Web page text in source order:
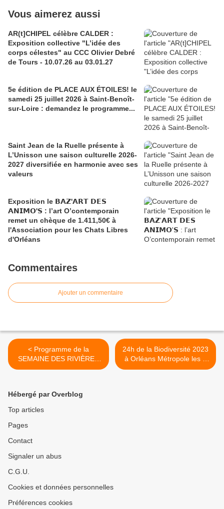
Vous aimerez aussi
AR(t]CHIPEL célèbre CALDER :
Exposition collective "L’idée des
corps célestes" au CCC Olivier Debré
de Tours - 10.07.26 au 03.01.27
5e édition de PLACE AUX ÉTOILES! le
samedi 25 juillet 2026 à Saint-Benoît-
sur-Loire : demandez le programme...
Saint Jean de la Ruelle présente à
L’Unisson une saison culturelle 2026-
2027 diversifiée en harmonie avec ses
valeurs
Exposition le 𝗕𝗔𝗭'𝗔𝗥𝗧 𝗗𝗘𝗦
𝗔𝗡𝗜𝗠𝗢'𝗦 : l’art O’contemporain
remet un chèque de 1.411,50€ à
l'Association pour les Chats Libres
d'Orléans
Commentaires
Ajouter un commentaire
< Programme de la
SEMAINE DES RIVIÈRES
en Région Centre Val de
richesses de l’eau
24h de la Biodiversité 2023
à Orléans Métropole les 3
et 4 juin >
Hébergé par Overblog
Top articles
Pages
Contact
Signaler un abus
C.G.U.
Cookies et données personnelles
Préférences cookies